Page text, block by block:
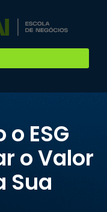
ESG
o Valor
Sua